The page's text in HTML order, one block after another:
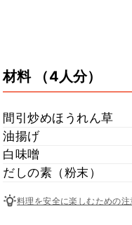
材料 （4人分）
間引炒めほうれん草
油揚げ
白味噌
だしの素（粉末）
料理を安全に楽しむための注